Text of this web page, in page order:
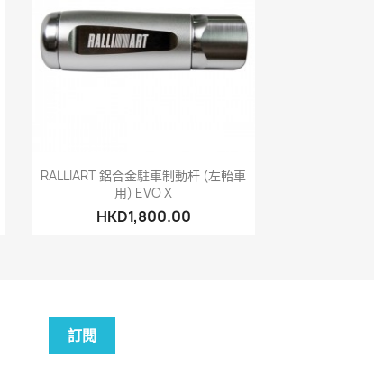
快速查看
RALLIART 鋁合金駐車制動杆 (左軩車
用) EVO X
HKD1,800.00